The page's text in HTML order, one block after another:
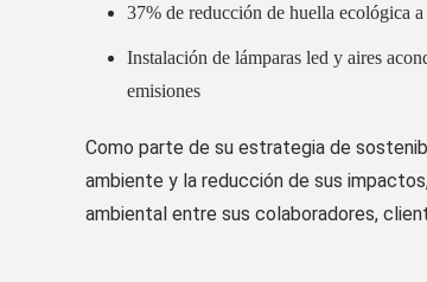
37% de reducción de huella ecológica
Instalación de lámparas led y aires
emisiones
Como parte de su estrategia de
ambiente y la reducción de sus impactos
ambiental entre sus colaboradores,